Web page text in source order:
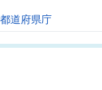
道府県庁